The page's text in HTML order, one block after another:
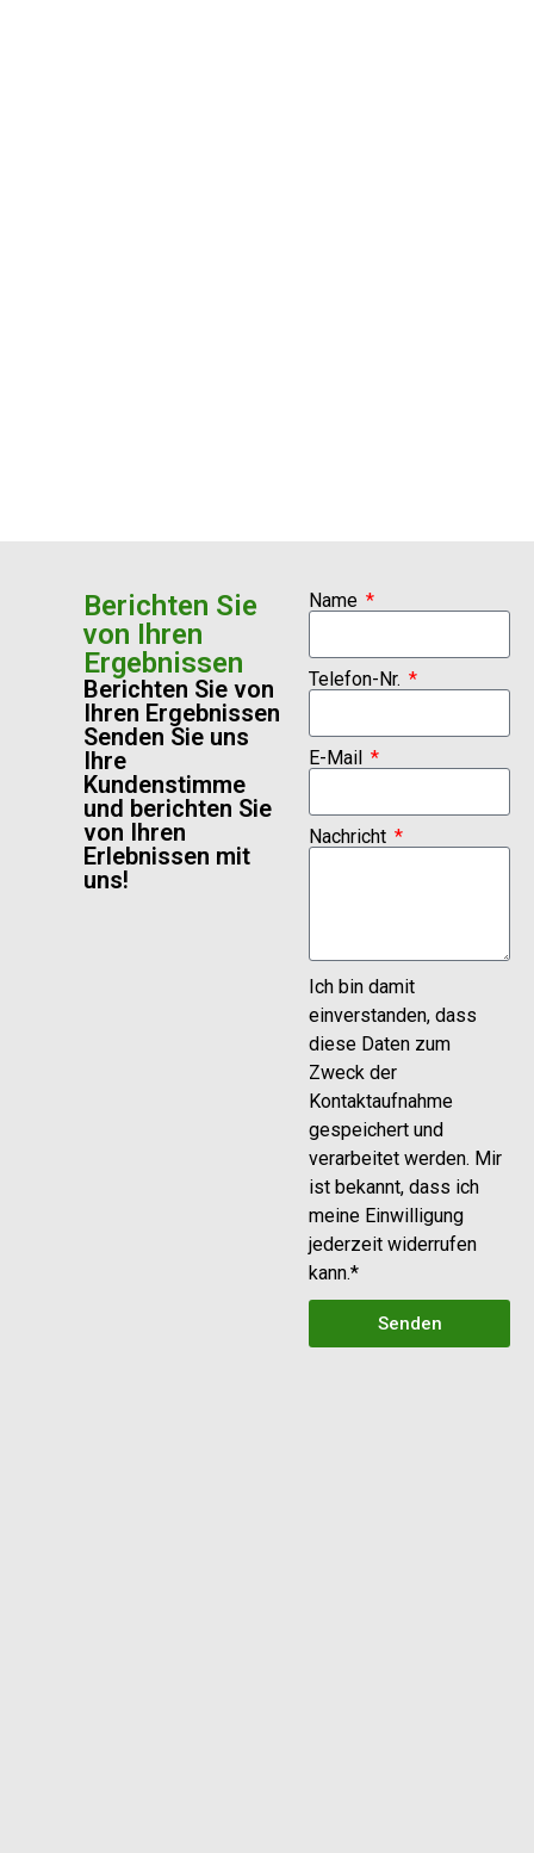
Berichten Sie
von Ihren
Ergebnissen
Berichten Sie von
Ihren Ergebnissen
Senden Sie uns
Ihre
Kundenstimme
und berichten Sie
von Ihren
Erlebnissen mit
uns!
Name
Telefon-Nr.
E-Mail
Nachricht
Ich bin damit
einverstanden, dass
diese Daten zum
Zweck der
Kontaktaufnahme
gespeichert und
verarbeitet werden. Mir
ist bekannt, dass ich
meine Einwilligung
jederzeit widerrufen
kann.*
Senden